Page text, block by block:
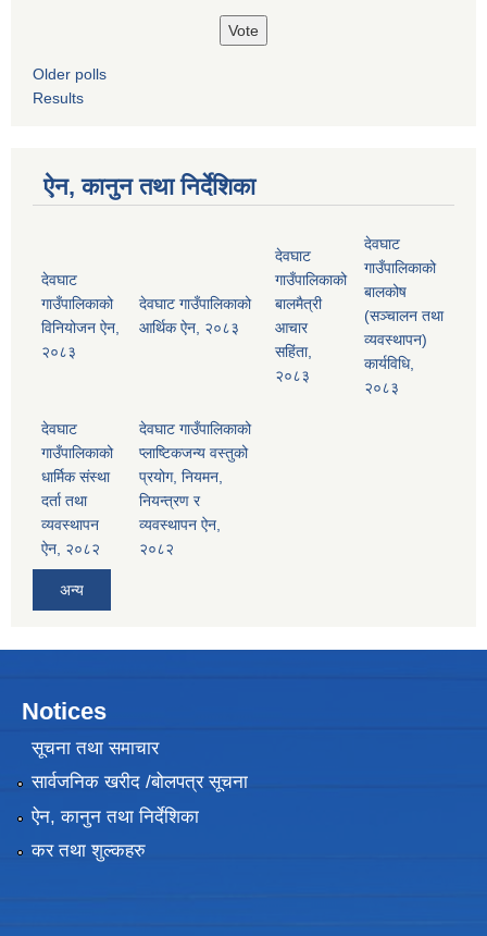
Older polls
Results
ऐन, कानुन तथा निर्देशिका
देवघाट
गाउँपालिकाको
विनियोजन ऐन,
२०८३
देवघाट गाउँपालिकाको
आर्थिक ऐन, २०८३
देवघाट
गाउँपालिकाको
बालमैत्री
आचार
सहिंता,
२०८३
देवघाट
गाउँपालिकाको
बालकोष
(सञ्चालन तथा
व्यवस्थापन)
कार्यविधि,
२०८३
देवघाट
गाउँपालिकाको
धार्मिक संस्था
दर्ता तथा
व्यवस्थापन
ऐन, २०८२
देवघाट गाउँपालिकाको
प्लाष्टिकजन्य वस्तुको
प्रयोग, नियमन,
नियन्त्रण र
व्यवस्थापन ऐन,
२०८२
अन्य
Notices
सूचना तथा समाचार
सार्वजनिक खरीद /बोलपत्र सूचना
ऐन, कानुन तथा निर्देशिका
कर तथा शुल्कहरु